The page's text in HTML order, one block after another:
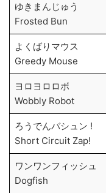
ゆきまんじゅう
Frosted Bun
よくばりマウス
Greedy Mouse
ヨロヨロロボ
Wobbly Robot
ろうでんバシュン !
Short Circuit Zap!
ワンワンフィッシュ
Dogfish